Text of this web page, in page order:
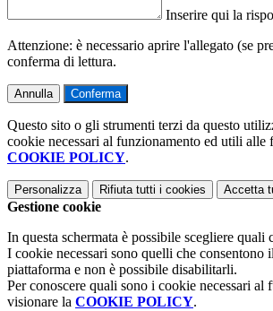
Inserire qui la
Attenzione: è necessario aprire l'allegato (se
conferma di lettura.
Annulla Conferma
Questo sito o gli strumenti terzi da questo
cookie necessari al funzionamento ed utili alle
COOKIE POLICY.
Personalizza Rifiuta tutti i cookies Accetta
Gestione cookie
In questa schermata è possibile scegliere quali
I cookie necessari sono quelli che consentono
piattaforma e non è possibile disabilitarli.
Per conoscere quali sono i cookie necessari al
visionare la COOKIE POLICY.